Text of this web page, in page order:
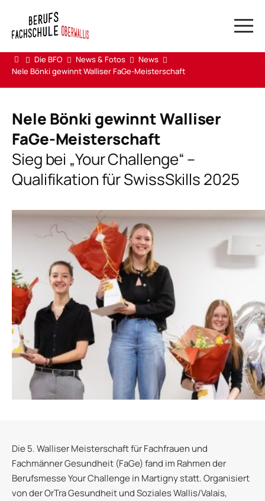
Webmail & DAU
Reservationen Visp
Reservationen Brig
Swissdox
HERDT Campus
Suchwort
Die BFO News & Fotos
News
Nele Bönki gewinnt Walliser FaGe-Meisterschaft
Nele Bönki gewinnt Walliser
FaGe-Meisterschaft
Sieg bei „Your Challenge“ –
Qualifikation für SwissSkills 2025
Die 5. Walliser Meisterschaft für Fachfrauen und
Fachmänner Gesundheit (FaGe) fand im Rahmen der
Berufsmesse Your Challenge in Martigny statt. Organisiert
von der OrTra Gesundheit und Soziales Wallis/Valais,